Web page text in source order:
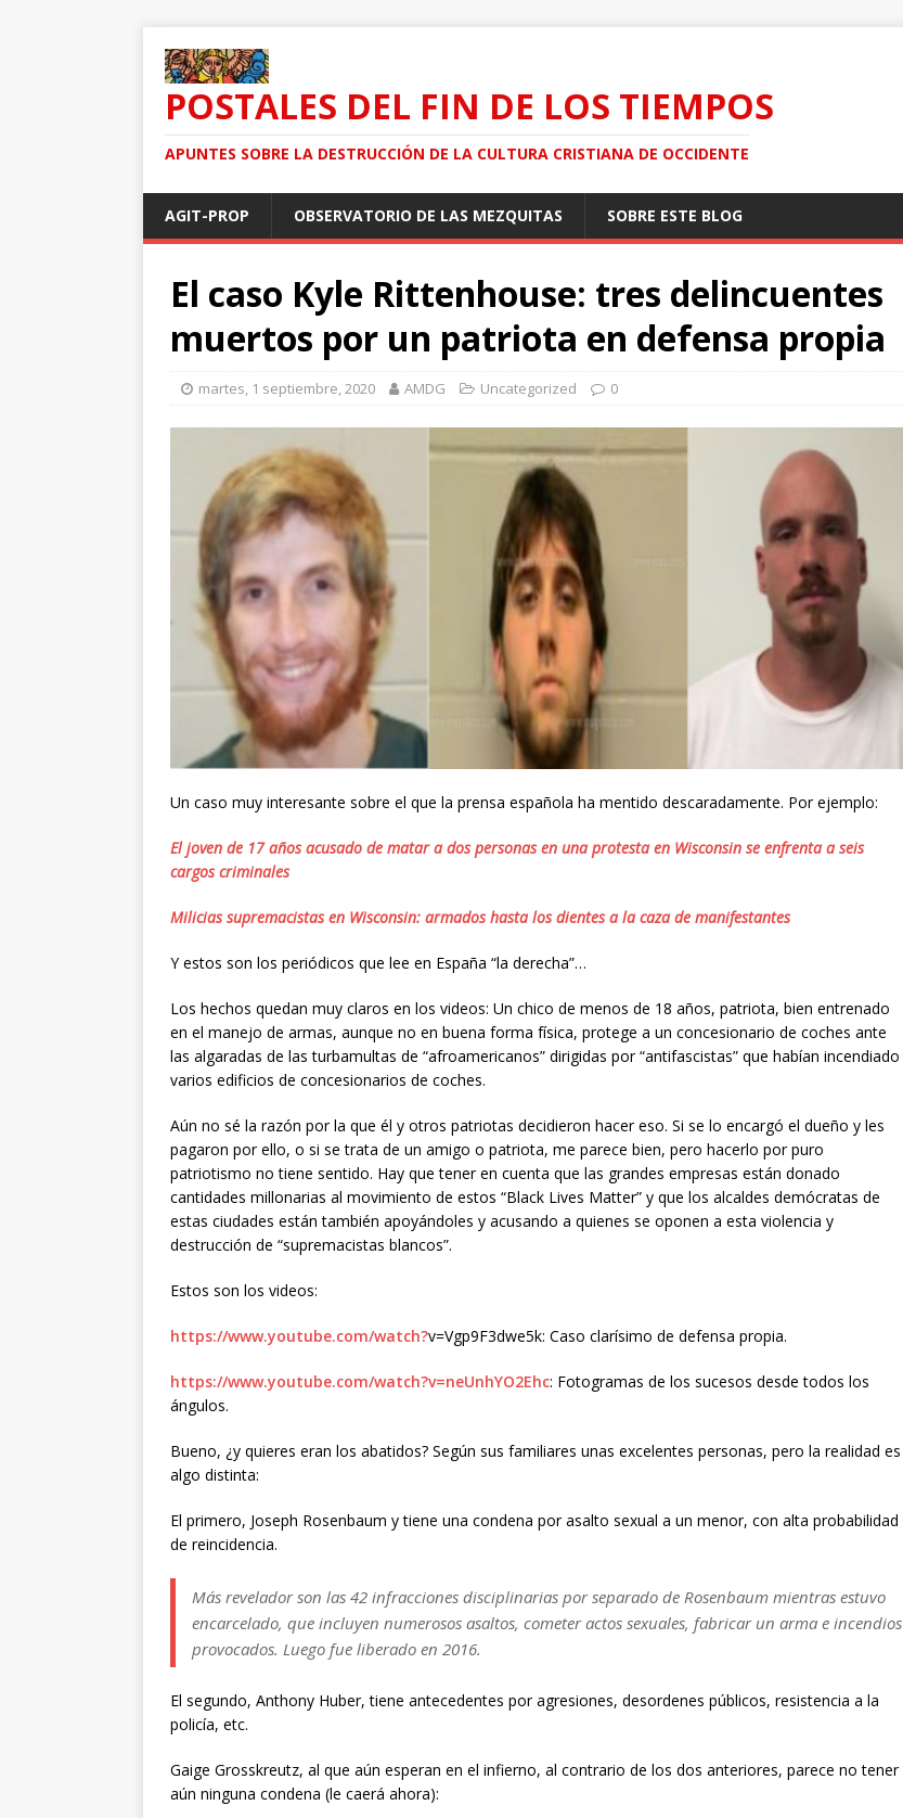
POSTALES DEL FIN DE LOS TIEMPOS
APUNTES SOBRE LA DESTRUCCIÓN DE LA CULTURA CRISTIANA DE OCCIDENTE
AGIT-PROP OBSERVATORIO DE LAS MEZQUITAS SOBRE ESTE BLOG
El caso Kyle Rittenhouse: tres delincuentes
muertos por un patriota en defensa propia
martes, 1 septiembre, 2020 AMDG Uncategorized 0
Un caso muy interesante sobre el que la prensa española ha mentido descaradamente. Por ejemplo:
El joven de 17 años acusado de matar a dos personas en una protesta en Wisconsin se enfrenta a seis
cargos criminales
Milicias supremacistas en Wisconsin: armados hasta los dientes a la caza de manifestantes
Y estos son los periódicos que lee en España “la derecha”…
Los hechos quedan muy claros en los videos: Un chico de menos de 18 años, patriota, bien entrenado
en el manejo de armas, aunque no en buena forma física, protege a un concesionario de coches ante
las algaradas de las turbamultas de “afroamericanos” dirigidas por “antifascistas” que habían incendiado
varios edificios de concesionarios de coches.
Aún no sé la razón por la que él y otros patriotas decidieron hacer eso. Si se lo encargó el dueño y les
pagaron por ello, o si se trata de un amigo o patriota, me parece bien, pero hacerlo por puro
patriotismo no tiene sentido. Hay que tener en cuenta que las grandes empresas están donado
cantidades millonarias al movimiento de estos “Black Lives Matter” y que los alcaldes demócratas de
estas ciudades están también apoyándoles y acusando a quienes se oponen a esta violencia y
destrucción de “supremacistas blancos”.
Estos son los videos:
https://www.youtube.com/watch?v=Vgp9F3dwe5k: Caso clarísimo de defensa propia.
https://www.youtube.com/watch?v=neUnhYO2Ehc: Fotogramas de los sucesos desde todos los
ángulos.
Bueno, ¿y quieres eran los abatidos? Según sus familiares unas excelentes personas, pero la realidad es
algo distinta:
El primero, Joseph Rosenbaum y tiene una condena por asalto sexual a un menor, con alta probabilidad
de reincidencia.
Más revelador son las 42 infracciones disciplinarias por separado de Rosenbaum mientras estuvo
encarcelado, que incluyen numerosos asaltos, cometer actos sexuales, fabricar un arma e incendios
provocados. Luego fue liberado en 2016.
El segundo, Anthony Huber, tiene antecedentes por agresiones, desordenes públicos, resistencia a la
policía, etc.
Gaige Grosskreutz, al que aún esperan en el infierno, al contrario de los dos anteriores, parece no tener
aún ninguna condena (le caerá ahora):